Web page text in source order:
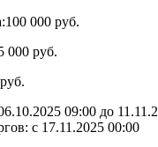
100 000 руб.
000 руб.
09:00 до
с 17.11.2025 00:00